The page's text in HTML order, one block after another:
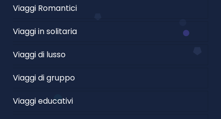
Viaggi Romantici
Viaggi in solitaria
Viaggi di lusso
Viaggi di gruppo
Viaggi educativi